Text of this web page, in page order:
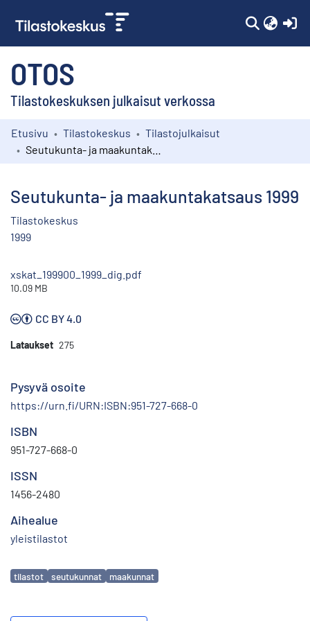
OTOS
Tilastokeskuksen julkaisut verkossa
Kokoelmat
Etusivu Tilastokeskus
Tilastojulkaisut
Seutukunta- ja maakuntakatsaus 1999
Tilastokeskus
1999
xskat_199900_1999_dig.pdf
10.09 MB
CC BY 4.0
Lataukset 275
Pysyvä osoite
https://urn.fi/URN:ISBN:951-727-668-0
ISBN
951-727-668-0
ISSN
1456-2480
Aihealue
yleistilastot
Avainsanat
tilastot seutukunnat maakunnat